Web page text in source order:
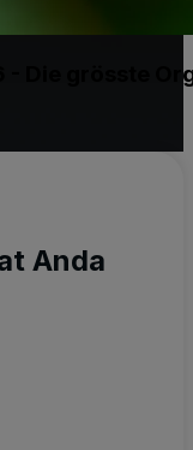
Die grösste
Anda